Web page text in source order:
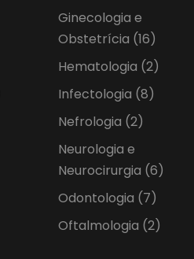
Ginecologia e
Obstetrícia (16)
Hematologia (2)
Infectologia (8)
Nefrologia (2)
Neurologia e
Neurocirurgia (6)
Odontologia (7)
Oftalmologia (2)